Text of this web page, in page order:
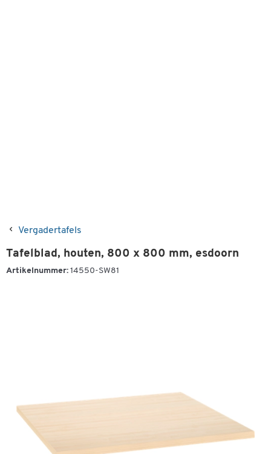
Vergadertafels
Tafelblad, houten, 800 x 800 mm, esdoorn
Artikelnummer: 14550-SW81